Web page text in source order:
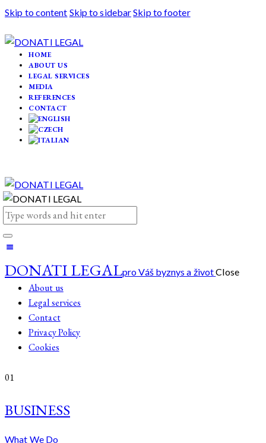
Skip to content Skip to sidebarSkip to footer
HOME
ABOUT US
LEGAL SERVICES
MEDIA
REFERENCES
CONTACT
DONATI LEGALpro Váš byznys a životClose
About us
Legal services
Contact
Privacy Policy
Cookies
01
BUSINESS
What We Do